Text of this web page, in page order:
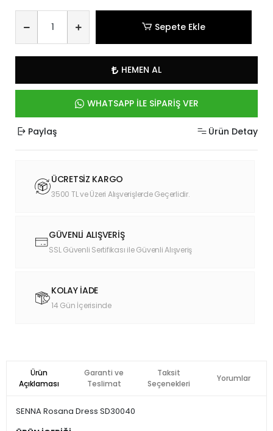
Sepete Ekle
HEMEN AL
WHATSAPP İLE SİPARİŞ VER
Paylaş Ürün Detay
ÜCRETSİZ KARGO
3500 TL ve Üzeri Alışverişlerde Geçerlidir.
GÜVENLİ ALIŞVERİŞ
SSL Güvenli Sertifikası ile Güvenli Alışveriş
KOLAY İADE
14 Gün İçerisinde
Ürün
Açıklaması
Garanti ve
Teslimat
Taksit
Seçenekleri
Yorumlar
SENNA Rosana Dress SD30040